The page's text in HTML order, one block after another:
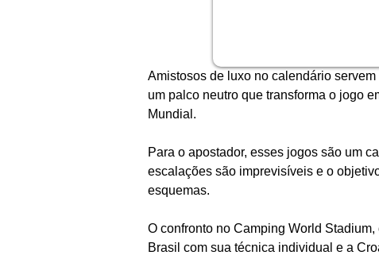
Amistosos de luxo no calendário
um palco neutro que transforma o jogo
Mundial.
Para o apostador, esses jogos são um
escalações são imprevisíveis e o
esquemas.
O confronto no Camping World
Brasil com sua técnica individual e a